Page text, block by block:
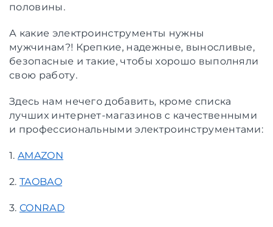
половины.
А какие электроинструменты нужны
мужчинам?! Крепкие, надежные, выносливые,
безопасные и такие, чтобы хорошо выполняли
свою работу.
Здесь нам нечего добавить, кроме списка
лучших интернет-магазинов с качественными
и профессиональными электроинструментами:
1. AMAZON
2. TAOBAO
3. CONRAD